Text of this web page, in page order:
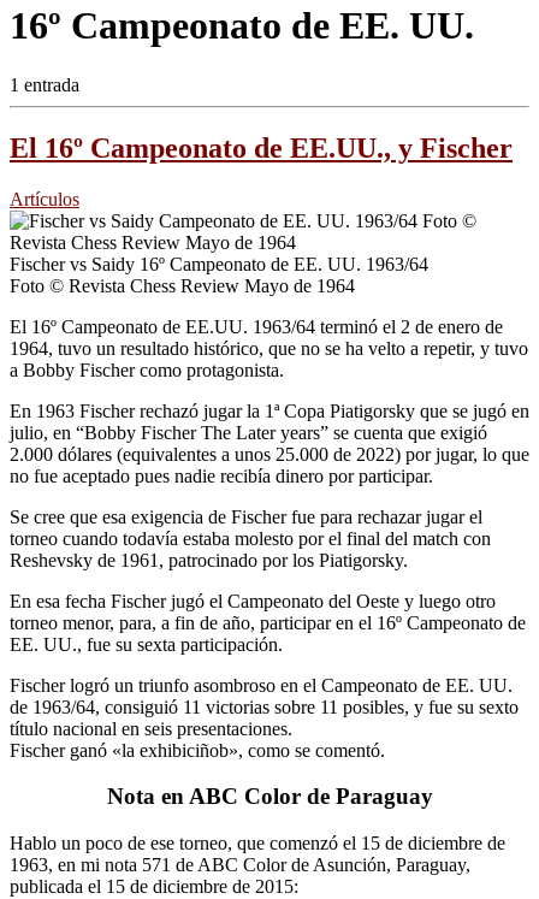
16º Campeonato de EE. UU.
1 entrada
El 16º Campeonato de EE.UU., y Fischer
Artículos
Fischer vs Saidy 16º Campeonato de EE. UU. 1963/64
Foto © Revista Chess Review Mayo de 1964
El 16º Campeonato de EE.UU. 1963/64 terminó el 2 de enero de
1964, tuvo un resultado histórico, que no se ha velto a repetir, y tuvo
a Bobby Fischer como protagonista.
En 1963 Fischer rechazó jugar la 1ª Copa Piatigorsky que se jugó en
julio, en “Bobby Fischer The Later years” se cuenta que exigió
2.000 dólares (equivalentes a unos 25.000 de 2022) por jugar, lo que
no fue aceptado pues nadie recibía dinero por participar.
Se cree que esa exigencia de Fischer fue para rechazar jugar el
torneo cuando todavía estaba molesto por el final del match con
Reshevsky de 1961, patrocinado por los Piatigorsky.
En esa fecha Fischer jugó el Campeonato del Oeste y luego otro
torneo menor, para, a fin de año, participar en el 16º Campeonato de
EE. UU., fue su sexta participación.
Fischer logró un triunfo asombroso en el Campeonato de EE. UU.
de 1963/64, consiguió 11 victorias sobre 11 posibles, y fue su sexto
título nacional en seis presentaciones.
Fischer ganó «la exhibiciñob», como se comentó.
Nota en ABC Color de Paraguay
Hablo un poco de ese torneo, que comenzó el 15 de diciembre de
1963, en mi nota 571 de ABC Color de Asunción, Paraguay,
publicada el 15 de diciembre de 2015: